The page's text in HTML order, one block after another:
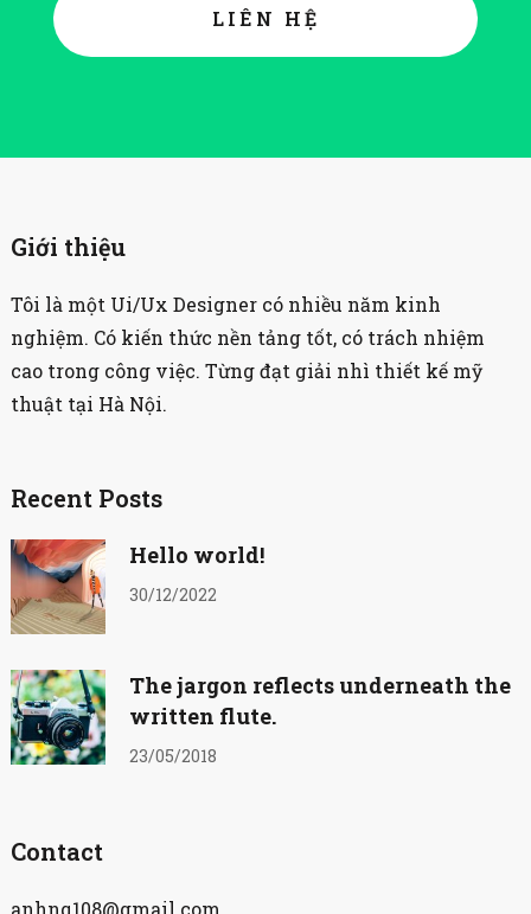
LIÊN HỆ
Giới thiệu
Tôi là một Ui/Ux Designer có nhiều năm kinh
nghiệm. Có kiến thức nền tảng tốt, có trách nhiệm
cao trong công việc. Từng đạt giải nhì thiết kế mỹ
thuật tại Hà Nội.
Recent Posts
Hello world!
30/12/2022
The jargon reflects underneath the
written flute.
23/05/2018
Contact